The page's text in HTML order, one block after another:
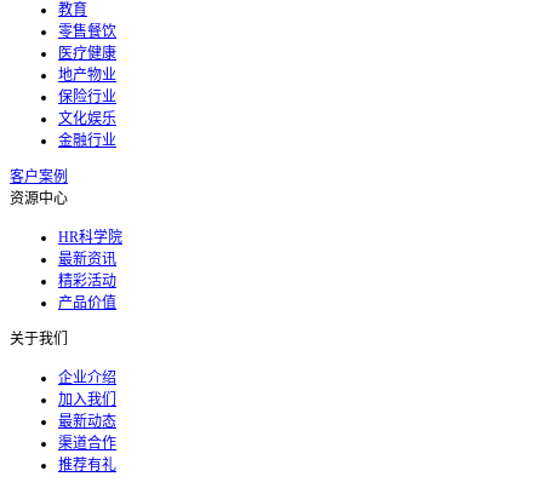
教育
零售餐饮
医疗健康
地产物业
保险行业
文化娱乐
金融行业
客户案例
资源中心
HR科学院
最新资讯
精彩活动
产品价值
关于我们
企业介绍
加入我们
最新动态
渠道合作
推荐有礼